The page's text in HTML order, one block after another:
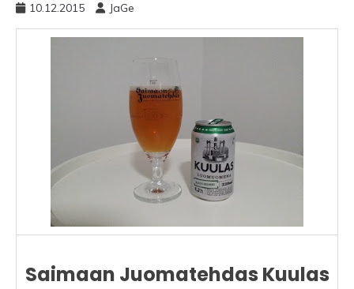
10.12.2015 JaGe
Saimaan Juomatehdas Kuulas